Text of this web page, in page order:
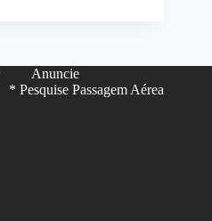
Anuncie
* Pesquise Passagem Aérea